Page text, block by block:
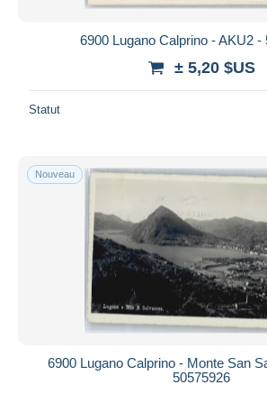
6900 Lugano Calprino - AKU2 -
± 5,20 $US
Statut
Nouveau
6900 Lugano Calprino - Monte San
50575926